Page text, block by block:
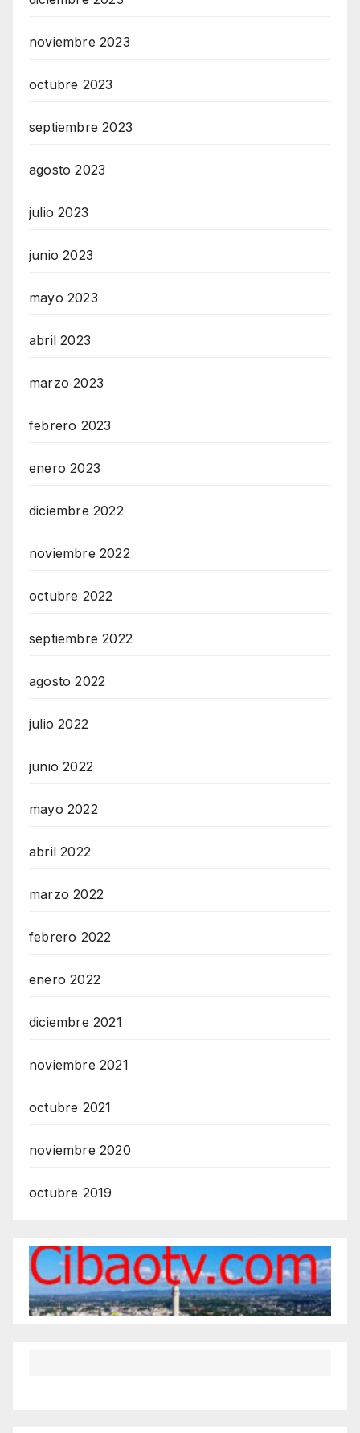
noviembre 2023
octubre 2023
septiembre 2023
agosto 2023
julio 2023
junio 2023
mayo 2023
abril 2023
marzo 2023
febrero 2023
enero 2023
diciembre 2022
noviembre 2022
octubre 2022
septiembre 2022
agosto 2022
julio 2022
junio 2022
mayo 2022
abril 2022
marzo 2022
febrero 2022
enero 2022
diciembre 2021
noviembre 2021
octubre 2021
noviembre 2020
octubre 2019